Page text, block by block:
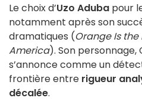
Le choix d’Uzo Aduba pour
notamment après son
dramatiques (Orange Is the
America). Son personnage,
s’annonce comme un
frontière entre rigueur
décalée.